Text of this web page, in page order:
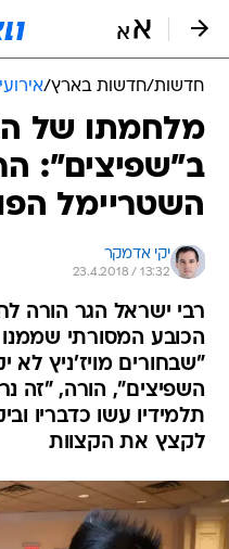
חדשות/חדשות בארץ/
מלחמתו של
ב"שפיצים":
השטריימל
יקי אדמקר
23.4.2018 / 13:32
רבי ישראל הגר הורה
הכובע המסורתי שממנו
"שבחורים מויז'ניץ לא
השפיצים", הורה, "זה
תלמידיו עשו כדבריו
לקצץ את הקצוות